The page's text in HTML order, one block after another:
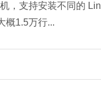
，支持安装不同的
概1.5万行...